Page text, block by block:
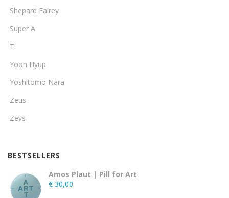
Shepard Fairey
Super A
T.
Yoon Hyup
Yoshitomo Nara
Zeus
Zevs
BESTSELLERS
Amos Plaut | Pill for Art
€ 30,00